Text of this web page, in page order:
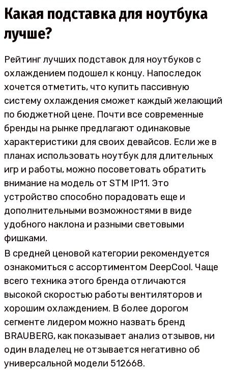
Какая подставка для ноутбука
лучше?
Рейтинг лучших подставок для ноутбуков с
охлаждением подошел к концу. Напоследок
хочется отметить, что купить пассивную
систему охлаждения сможет каждый желающий
по бюджетной цене. Почти все современные
бренды на рынке предлагают одинаковые
характеристики для своих девайсов. Если же в
планах использовать ноутбук для длительных
игр и работы, можно посоветовать обратить
внимание на модель от STM IP11. Это
устройство способно порадовать еще и
дополнительными возможностями в виде
удобного наклона и разными световыми
фишками.
В средней ценовой категории рекомендуется
ознакомиться с ассортиментом DeepCool. Чаще
всего техника этого бренда отличаются
высокой скоростью работы вентиляторов и
хорошим охлаждением. В более дорогом
сегменте лидером можно назвать бренд
BRAUBERG, как показывает анализ отзывов, ни
один владелец не отзывается негативно об
универсальной модели 512668.